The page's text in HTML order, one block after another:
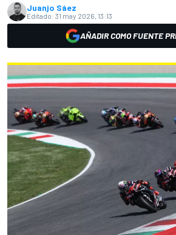
Juanjo Sáez
Editado: 31 may 2026, 13:13
AÑADIR COMO FUENTE